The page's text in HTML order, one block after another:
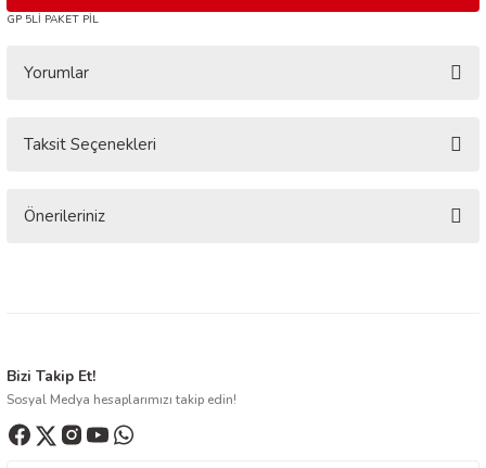
GP 5Lİ PAKET PİL
Yorumlar
Bu ürüne ilk yorumu siz yapın!
Taksit Seçenekleri
Önerileriniz
Ürün resmi kalitesiz, bozuk veya görüntülenemiyor.
Ürün açıklamasında eksik bilgiler bulunuyor.
Ürün bilgilerinde hatalar bulunuyor.
Bizi Takip Et!
Sosyal Medya hesaplarımızı takip edin!